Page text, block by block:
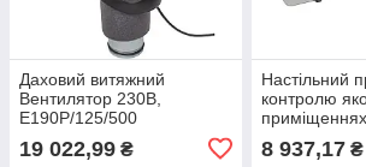
Даховий витяжний
Вентилятор 230В,
E190P/125/500
шумопоглиначем
19 022,99 ₴
Настільний
контролю
приміщеннях
CO2
8 937,17₴